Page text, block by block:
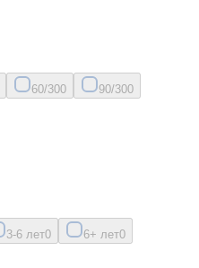
60/300 90/300
3-6 лет0 6+ лет0